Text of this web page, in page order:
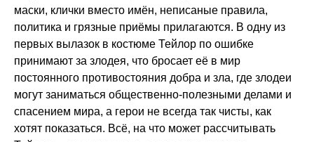
маски, клички вместо имён, неписаные правила,
политика и грязные приёмы прилагаются. В одну из
первых вылазок в костюме Тейлор по ошибке
принимают за злодея, что бросает её в мир
постоянного противостояния добра и зла, где злодеи
могут заниматься общественно-полезными делами и
спасением мира, а герои не всегда так чисты, как
хотят показаться. Всё, на что может рассчитывать